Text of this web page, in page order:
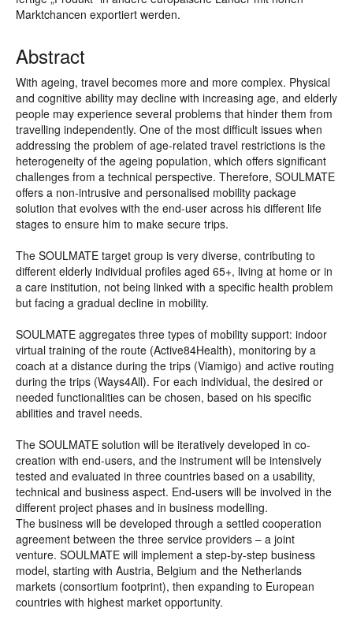
Marktchancen exportiert werden.
Abstract
With ageing, travel becomes more and more complex. Physical
and cognitive ability may decline with increasing age, and elderly
people may experience several problems that hinder them from
travelling independently. One of the most difficult issues when
addressing the problem of age-related travel restrictions is the
heterogeneity of the ageing population, which offers significant
challenges from a technical perspective. Therefore, SOULMATE
offers a non-intrusive and personalised mobility package
solution that evolves with the end-user across his different life
stages to ensure him to make secure trips.
The SOULMATE target group is very diverse, contributing to
different elderly individual profiles aged 65+, living at home or in
a care institution, not being linked with a specific health problem
but facing a gradual decline in mobility.
SOULMATE aggregates three types of mobility support: indoor
virtual training of the route (Active84Health), monitoring by a
coach at a distance during the trips (Viamigo) and active routing
during the trips (Ways4All). For each individual, the desired or
needed functionalities can be chosen, based on his specific
abilities and travel needs.
The SOULMATE solution will be iteratively developed in co-
creation with end-users, and the instrument will be intensively
tested and evaluated in three countries based on a usability,
technical and business aspect. End-users will be involved in the
different project phases and in business modelling.
The business will be developed through a settled cooperation
agreement between the three service providers – a joint
venture. SOULMATE will implement a step-by-step business
model, starting with Austria, Belgium and the Netherlands
markets (consortium footprint), then expanding to European
countries with highest market opportunity.